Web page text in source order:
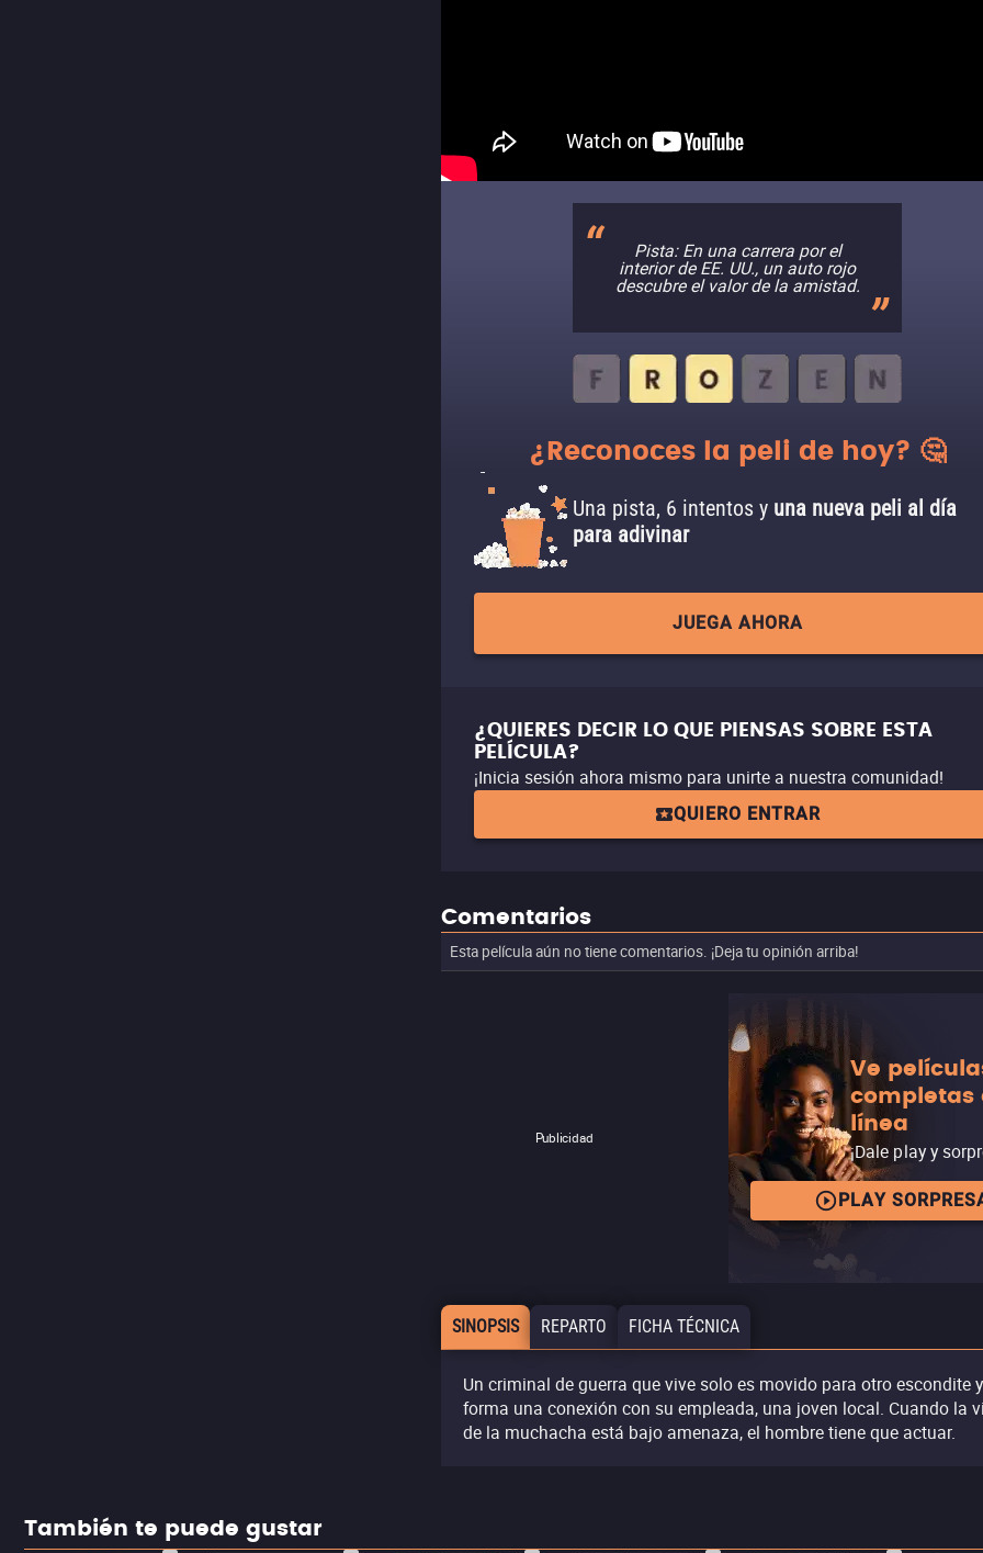
Pista: En una carrera por el
interior de EE. UU., un auto rojo
descubre el valor de la amistad.
¿Reconoces la peli de hoy? 🤔
Una pista, 6 intentos y una nueva peli al día
para adivinar
JUEGA AHORA
¿QUIERES DECIR LO QUE PIENSAS SOBRE ESTA
PELÍCULA?
¡Inicia sesión ahora mismo para unirte a nuestra comunidad!
QUIERO ENTRAR
Comentarios
Esta película aún no tiene comentarios. ¡Deja tu opinión arriba!
Publicidad
Ve
completas
línea
¡Dale play y
PLAY
SINOPSIS REPARTO FICHA TÉCNICA
Un criminal de guerra que vive solo es movido para otro escondite y
forma una conexión con su empleada, una joven local. Cuando la
de la muchacha está bajo amenaza, el hombre tiene que actuar.
También te puede gustar